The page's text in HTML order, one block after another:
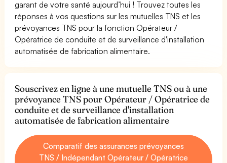
garant de votre santé aujourd’hui ! Trouvez toutes les
réponses à vos questions sur les mutuelles TNS et les
prévoyances TNS pour la fonction Opérateur /
Opératrice de conduite et de surveillance d'installation
automatisée de fabrication alimentaire.
Souscrivez en ligne à une mutuelle TNS ou à une
prévoyance TNS pour Opérateur / Opératrice de
conduite et de surveillance d'installation
automatisée de fabrication alimentaire
Comparatif des assurances prévoyances
TNS / Indépendant Opérateur / Opératrice